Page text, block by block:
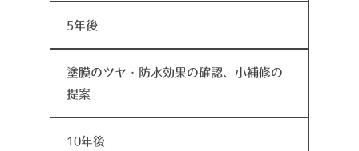
5年後
塗膜のツヤ・防水効果の確認、小補修の
提案
10年後